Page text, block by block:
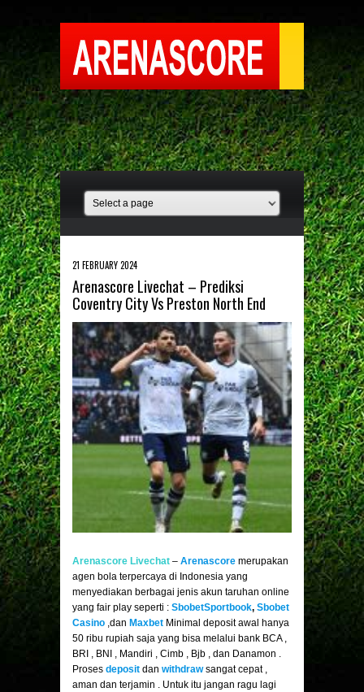
21 FEBRUARY 2024
Arenascore Livechat – Prediksi
Coventry City Vs Preston North End
Arenascore Livechat – Arenascore merupakan
agen bola terpercaya di Indonesia yang
menyediakan berbagai jenis akun taruhan online
yang fair play seperti : SbobetSportbook, Sbobet
Casino ,dan Maxbet Minimal deposit awal hanya
50 ribu rupiah saja yang bisa melalui bank BCA ,
BRI , BNI , Mandiri , Cimb , Bjb , dan Danamon .
Proses deposit dan withdraw sangat cepat ,
aman dan terjamin . Untuk itu jangan ragu lagi